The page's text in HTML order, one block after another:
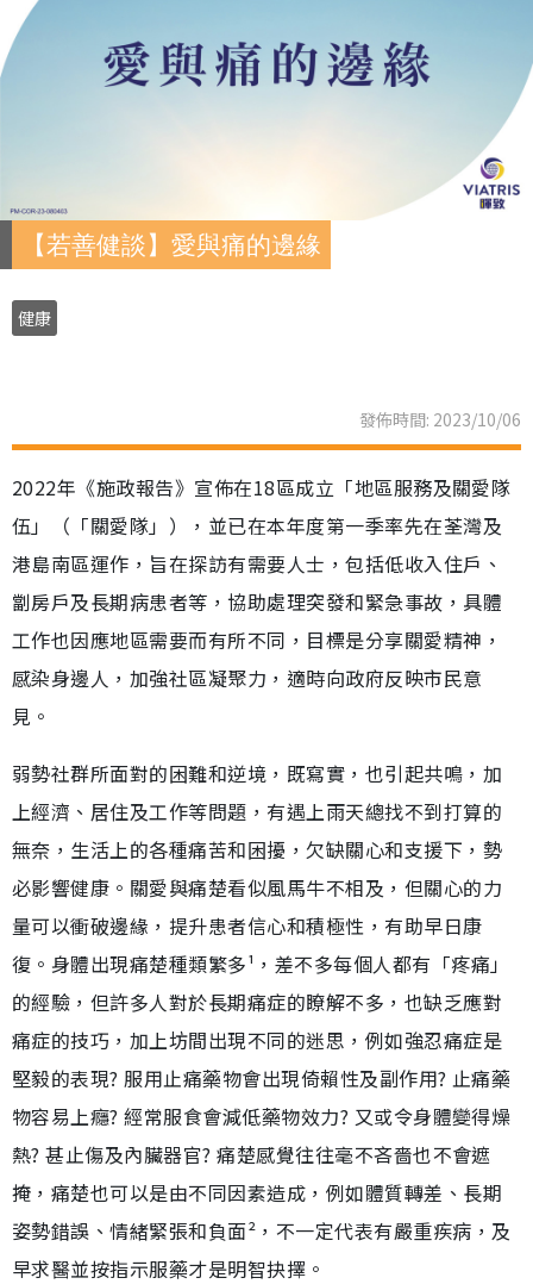
【若善健談】愛與痛的邊緣
健康
發佈時間: 2023/10/06
2022年《施政報告》宣佈在18區成立「地區服務及關愛隊
伍」（「關愛隊」），並已在本年度第一季率先在荃灣及
港島南區運作，旨在探訪有需要人士，包括低收入住戶、
劏房戶及長期病患者等，協助處理突發和緊急事故，具體
工作也因應地區需要而有所不同，目標是分享關愛精神，
感染身邊人，加強社區凝聚力，適時向政府反映市民意
見。
弱勢社群所面對的困難和逆境，既寫實，也引起共鳴，加
上經濟、居住及工作等問題，有遇上雨天總找不到打算的
無奈，生活上的各種痛苦和困擾，欠缺關心和支援下，勢
必影響健康。關愛與痛楚看似風馬牛不相及，但關心的力
量可以衝破邊緣，提升患者信心和積極性，有助早日康
復。身體出現痛楚種類繁多¹，差不多每個人都有「疼痛」
的經驗，但許多人對於長期痛症的瞭解不多，也缺乏應對
痛症的技巧，加上坊間出現不同的迷思，例如強忍痛症是
堅毅的表現? 服用止痛藥物會出現倚賴性及副作用? 止痛藥
物容易上癮? 經常服食會減低藥物效力? 又或令身體變得燥
熱? 甚止傷及內臟器官? 痛楚感覺往往毫不吝嗇也不會遮
掩，痛楚也可以是由不同因素造成，例如體質轉差、長期
姿勢錯誤、情緒緊張和負面²，不一定代表有嚴重疾病，及
早求醫並按指示服藥才是明智抉擇。